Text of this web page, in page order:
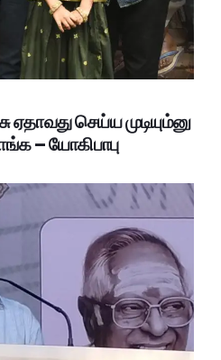
செய்ய முடியும்னு
– யோகிபாபு